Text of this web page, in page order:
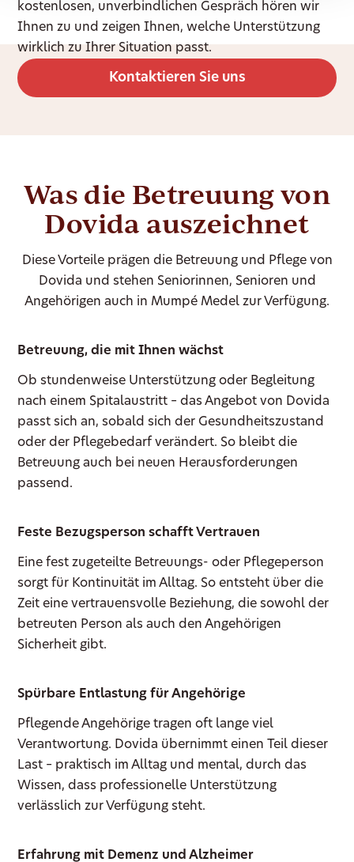
kostenlosen, unverbindlichen Gespräch hören wir
Ihnen zu und zeigen Ihnen, welche Unterstützung
wirklich zu Ihrer Situation passt.
Kontaktieren Sie uns
Was die Betreuung von
Dovida auszeichnet
Diese Vorteile prägen die Betreuung und Pflege von
Dovida und stehen Seniorinnen, Senioren und
Angehörigen auch in Mumpé Medel zur Verfügung.
Betreuung, die mit Ihnen wächst
Ob stundenweise Unterstützung oder Begleitung
nach einem Spitalaustritt – das Angebot von Dovida
passt sich an, sobald sich der Gesundheitszustand
oder der Pflegebedarf verändert. So bleibt die
Betreuung auch bei neuen Herausforderungen
passend.
Feste Bezugsperson schafft Vertrauen
Eine fest zugeteilte Betreuungs- oder Pflegeperson
sorgt für Kontinuität im Alltag. So entsteht über die
Zeit eine vertrauensvolle Beziehung, die sowohl der
betreuten Person als auch den Angehörigen
Sicherheit gibt.
Spürbare Entlastung für Angehörige
Pflegende Angehörige tragen oft lange viel
Verantwortung. Dovida übernimmt einen Teil dieser
Last – praktisch im Alltag und mental, durch das
Wissen, dass professionelle Unterstützung
verlässlich zur Verfügung steht.
Erfahrung mit Demenz und Alzheimer